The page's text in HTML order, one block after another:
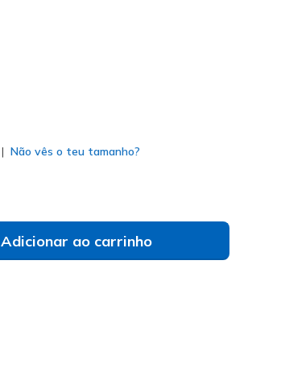
Não vês o teu tamanho?
Adicionar ao carrinho